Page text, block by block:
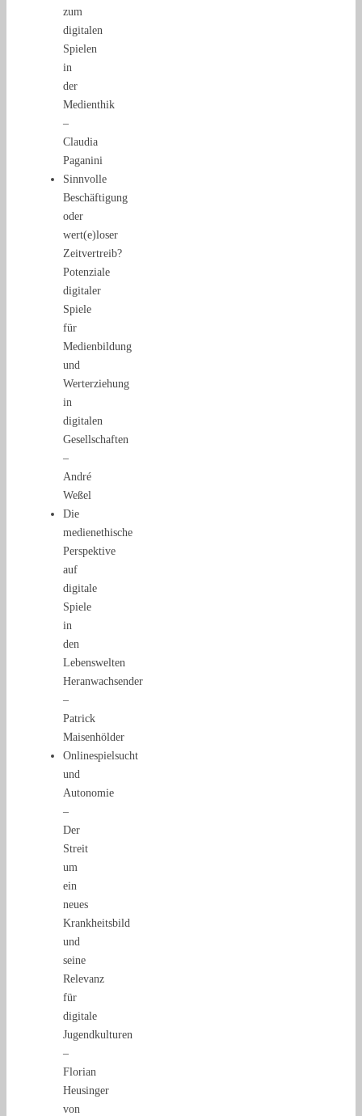
zum
digitalen
Spielen
in
der
Medienthik
–
Claudia
Paganini
Sinnvolle
Beschäftigung
oder
wert(e)loser
Zeitvertreib?
Potenziale
digitaler
Spiele
für
Medienbildung
und
Werterziehung
in
digitalen
Gesellschaften
–
André
Weßel
Die
medienethische
Perspektive
auf
digitale
Spiele
in
den
Lebenswelten
Heranwachsender
–
Patrick
Maisenhölder
Onlinespielsucht
und
Autonomie
–
Der
Streit
um
ein
neues
Krankheitsbild
und
seine
Relevanz
für
digitale
Jugendkulturen
–
Florian
Heusinger
von